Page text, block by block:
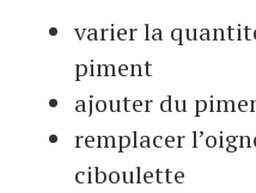
varier la
piment
ajouter du
remplacer
ciboulette